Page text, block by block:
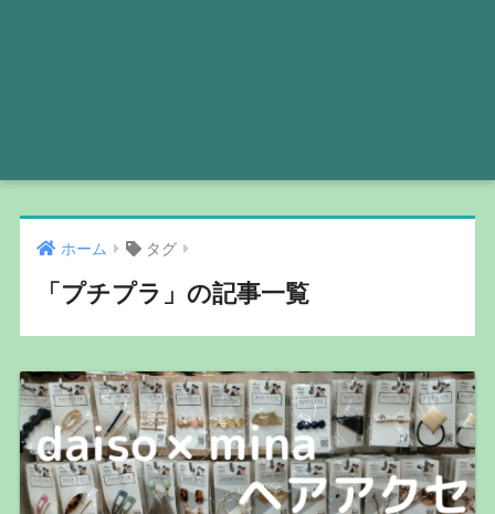
ホーム タグ
「プチプラ」の記事一覧